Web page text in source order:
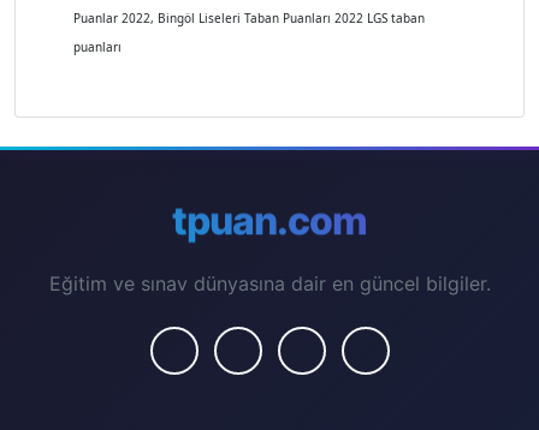
Puanlar 2022, Bingöl Liseleri Taban Puanları 2022 LGS taban
puanları
tpuan.com
Eğitim ve sınav dünyasına dair en güncel bilgiler.